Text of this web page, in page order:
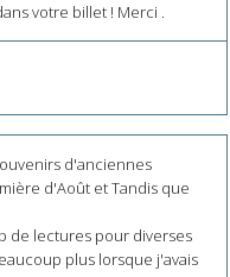
votre billet ! Merci .
d'anciennes
d'Août et Tandis que
de lectures pour diverses
plus lorsque j'avais